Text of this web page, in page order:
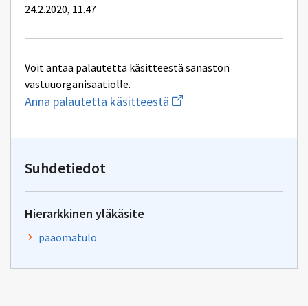
24.2.2020, 11.47
Voit antaa palautetta käsitteestä sanaston
vastuuorganisaatiolle.
Anna palautetta käsitteestä Aloita
uuden
Suhdetiedot
Hierarkkinen yläkäsite
pääomatulo